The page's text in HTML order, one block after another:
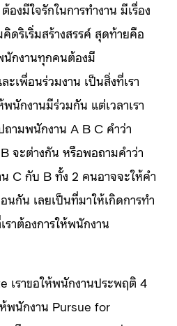
งมีใจรักในการทำงาน มีเรื่อง
ดริเริ่มสร้างสรรค์ สุดท้ายคือ
นักงานทุกคนต้องมี
เพื่อนร่วมงาน เป็นสิ่งที่เรา
นักงานมีร่วมกัน แต่เวลาเรา
ามพนักงาน A B C คำว่า
จะต่างกัน หรือพอถามคำว่า
C กับ B ทั้ง 2 คนอาจจะให้คำ
นกัน เลยเป็นที่มาให้เกิดการทำ
าต้องการให้พนักงาน
เราขอให้พนักงานประพฤติ 4
พนักงาน Pursue for